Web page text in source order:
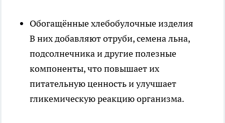
Обогащённые хлебобулочные изделия
В них добавляют отруби, семена льна,
подсолнечника и другие полезные
компоненты, что повышает их
питательную ценность и улучшает
гликемическую реакцию организма.